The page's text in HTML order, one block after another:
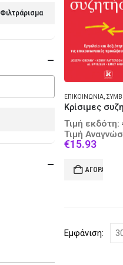
ΕΠΙΚΟΙΝΩΝΊΑ,
Τιμή εκδότη:
Τιμή
€15.93
is:
ΑΓΟΡΆ
Εμφάνιση:
Φιλτράρισμα